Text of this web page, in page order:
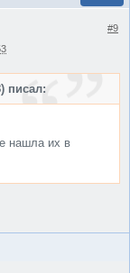
#9
писал:
нашла их в